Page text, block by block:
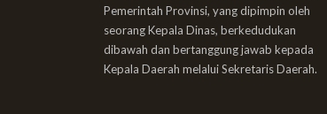
Pemerintah Provinsi, yang dipimpin oleh
seorang Kepala Dinas, berkedudukan
dibawah dan bertanggung jawab kepada
Kepala Daerah melalui Sekretaris Daerah.